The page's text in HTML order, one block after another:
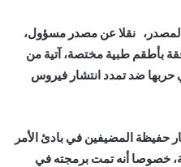
نقلا عن مصدر مسؤول،
بأطقم طبية مختصة، آتية من
ضد تمدد انتشار فيروس
حفيظة المضيفين في بادئ الأمر
خصوصا أنه تمت برمجته في